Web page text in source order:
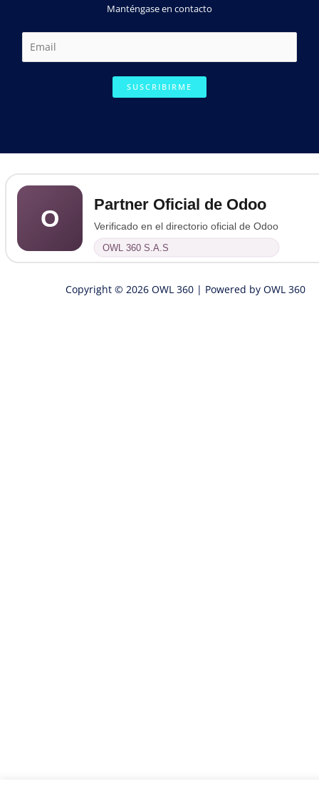
Manténgase en contacto
m
SUSCRIBIRME
O
Partner Oficial de Odoo
Verificado en el directorio oficial de Odoo
OWL 360 S.A.S
Copyright © 2026 OWL 360 | Powered by OWL 360